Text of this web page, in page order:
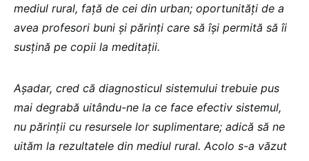
mediul rural, față de cei din urban; oportunități de a
avea profesori buni și părinți care să își permită să îi
susțină pe copii la meditații.
Așadar, cred că diagnosticul sistemului trebuie pus
mai degrabă uitându-ne la ce face efectiv sistemul,
nu părinții cu resursele lor suplimentare; adică să ne
uităm la rezultatele din mediul rural. Acolo s-a văzut